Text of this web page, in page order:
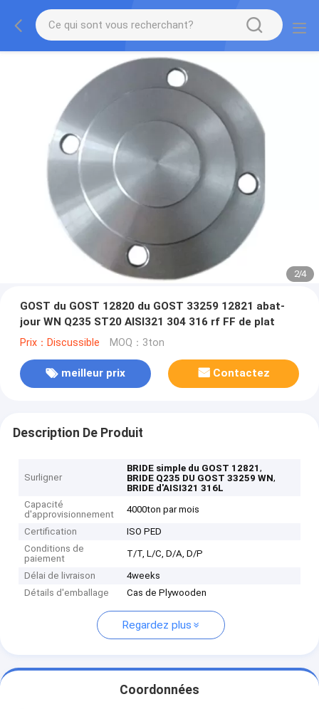
2/4
GOST du GOST 12820 du GOST 33259 12821 abat-
jour WN Q235 ST20 AISI321 304 316 rf FF de plat
Prix：Discussible MOQ：3ton
meilleur prix Contactez
Description De Produit
Surligner
BRIDE simple du GOST 12821,
BRIDE Q235 DU GOST 33259 WN,
BRIDE d'AISI321 316L
Capacité
d'approvisionnement
4000ton par mois
Certification
ISO PED
Conditions de
paiement
T/T, L/C, D/A, D/P
Délai de livraison
4weeks
Détails d'emballage
Cas de Plywooden
Regardez plus
Coordonnées